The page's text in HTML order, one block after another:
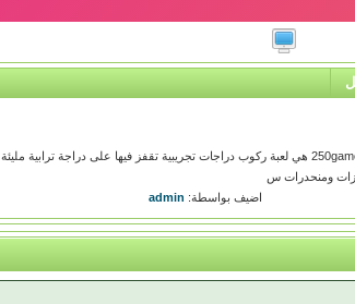
العب لعبة السباق التجريبية x عبر الإنترنت على 250games.com. X-Trial Racing: Mountain Adventure هي لعبة ركوب دراجات تجريبية تقفز فيها على دراجة ترابية مليئة
ومنحدرات س
اضيف بواسطة: admin